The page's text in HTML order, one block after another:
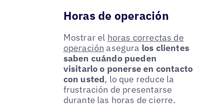
Horas de operación
Mostrar el horas correctas de
operación asegura los clientes
saben cuándo pueden
visitarlo o ponerse en contacto
con usted, lo que reduce la
frustración de presentarse
durante las horas de cierre.